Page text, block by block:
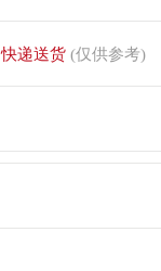
快递送货 (仅供参考)